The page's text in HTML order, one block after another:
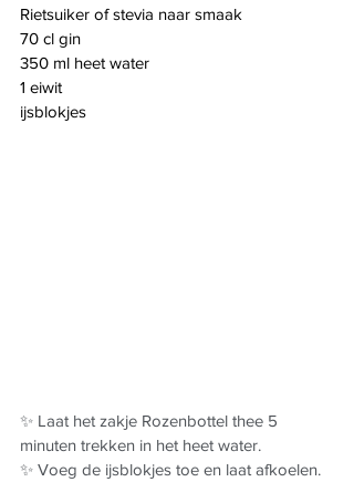
Rietsuiker of stevia naar smaak
70 cl gin
350 ml heet water
1 eiwit
ijsblokjes
✨ Laat het zakje Rozenbottel thee 5
minuten trekken in het heet water.
✨ Voeg de ijsblokjes toe en laat afkoelen.